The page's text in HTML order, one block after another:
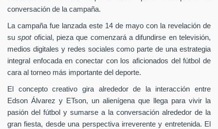
conversación de la campaña.
La campaña fue lanzada este 14 de mayo con la revelación de
suspot oficial, pieza que comenzará a difundirse en televisión,
medios digitales y redes sociales como parte de una estrategia
integral enfocada en conectar con los aficionados del fútbol de
cara al torneo más importante del deporte.
El concepto creativo gira alrededor de la interacción entre
Edson Álvarez y ETson, un alienígena que llega para vivir la
pasión del fútbol y sumarse a la conversación alrededor de la
gran fiesta, desde una perspectiva irreverente y entretenida. El